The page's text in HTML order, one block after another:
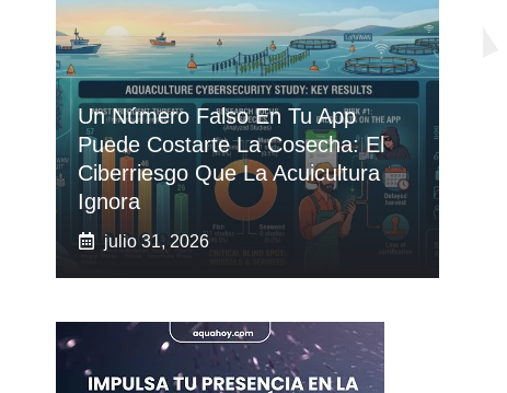
Un Número Falso En Tu App
Puede Costarte La Cosecha: El
Ciberriesgo Que La Acuicultura
Ignora
julio 31, 2026